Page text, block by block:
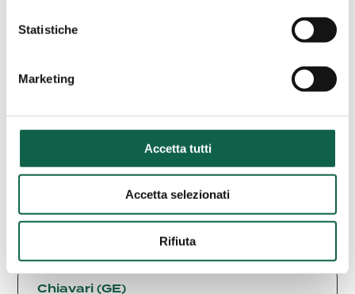
Statistiche
Marketing
Accetta tutti
Accetta selezionati
Rifiuta
VIA DE GASPERI, 1 27010, CURA
CARPIGNANO, PV
0382430541
Srl
Chiavari (GE)
Farmacia
Bellagamba